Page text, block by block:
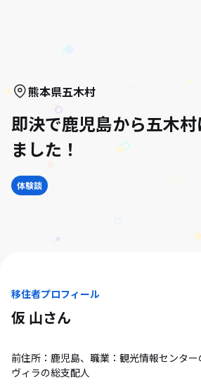
熊本県五木村
即決で鹿児島から五木
ました！
体験談
移住者プロフィール
仮 山さん
前住所：鹿児島、職業：観光情報センタ
ヴィラの総支配人